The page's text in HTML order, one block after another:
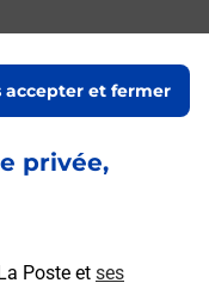
privée,
Poste et ses
accepter et fermer
En